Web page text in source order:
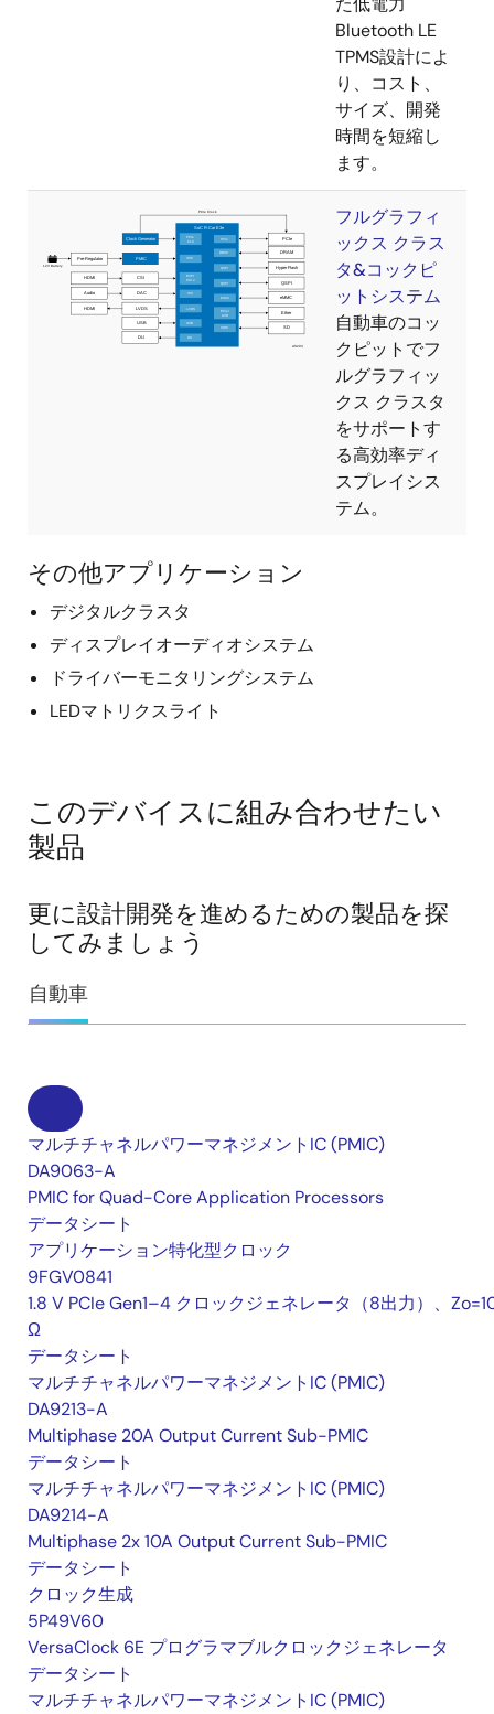
C バスインタフェース × 9 チャネル
シリアルコミュニケーションインタフェース
SPIマルチI/Oバスコントローラ (RPC) × 2 チャ
ネル (HyperFlash™ × 1チャネル対応)
クロック同期シリアルインタフェース(MSIOF)
× 4チャネル（SPI/IISサポート）
デジタルラジオインターフェース(DRIF) × 4チ
DFS(Dynamic Frequency Scaling)機能および
DDR-SDRAM 電源バックアップモードをサポー
パッケージ：552 ピン FCBGA 0.8mm ピッチ
(21mm × 21mm)
開発環境：ベンダ各社が提供している Arm 対応ICE
が使用可能
評価ボード：以下の特長をもつリファレンスプラッ
システムの実機検証環境を実現
ユーザによるオリジナル機能の追加が可能
ソフトウェアプラットフォーム
Integrity®他
ブラリ、OS標準のAPIに対応したBSPを準備し
ており、トータルシステム へのソフトウェアソ
リューションを提供します
Arm、CortexはArm Limitedの登録商標または商標です。
PowerVRはImagination Technologies Limitedの登録商標または
商標です。
QNXおよびNeutrinoは特定地域におけるQNX Software
Systems Ltd の登録商標です。
Green Hills SoftwareおよびINTEGRITYは、米国、およびその他
の国におけるGreen Hills Software,Inc. の商標または登録商標
です。
HyperFlashはサイプレスセミコンダクタ社の商標です。
本リリース中の製品名やサービス名は全てそれぞれの所有者に
属する登録証用または商標です。
Bluetooth LE
TPMS設計によ
り、コスト、
サイズ、開発
時間を短縮し
ます。
フルグラフィ
ックス クラス
タ&コックピ
ットシステム
自動車のコッ
クピットでフ
ルグラフィッ
クス クラスタ
をサポートす
る高効率ディ
スプレイシス
テム。
その他アプリケーション
デジタルクラスタ
ディスプレイオーディオシステム
ドライバーモニタリングシステム
LEDマトリクスライト
このデバイスに組み合わせたい
製品
更に設計開発を進めるための製品を探
してみましょう
自動車
マルチチャネルパワーマネジメントIC (PMIC)
DA9063-A
PMIC for Quad-Core Application Processors
データシート
アプリケーション特化型クロック
9FGV0841
1.8 V PCIe Gen1–4 クロックジェネレータ（8出力）、
Ω
データシート
マルチチャネルパワーマネジメントIC (PMIC)
DA9213-A
Multiphase 20A Output Current Sub-PMIC
データシート
マルチチャネルパワーマネジメントIC (PMIC)
DA9214-A
Multiphase 2x 10A Output Current Sub-PMIC
データシート
クロック生成
5P49V60
VersaClock 6E プログラマブルクロックジェネレータ
データシート
マルチチャネルパワーマネジメントIC (PMIC)